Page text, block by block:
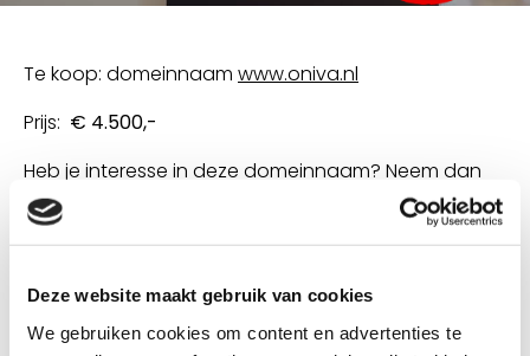
Deze website maakt gebruik van cookies
We gebruiken cookies om content en advertenties te
Te koop: domeinnaam www.oniva.nl
Prijs: € 4.500,-
Heb je interesse in deze domeinnaam? Neem dan
contact met ons op